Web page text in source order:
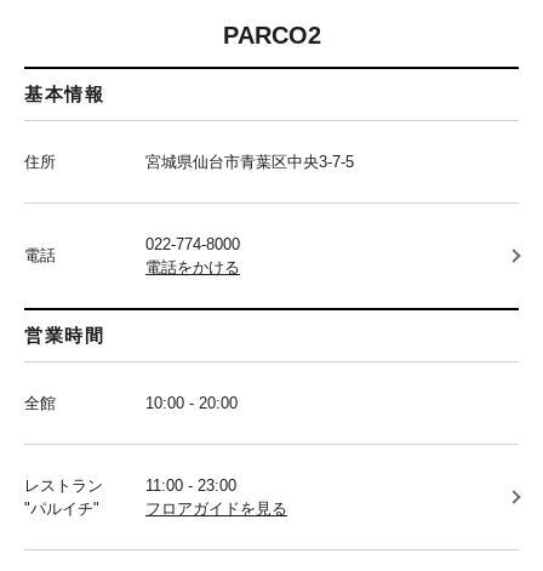
PARCO2
基本情報
住所 宮城県仙台市青葉区中央3-7-5
電話
022-774-8000
電話をかける
営業時間
全館 10:00 - 20:00
レストラン
"パルイチ"
11:00 - 23:00
フロアガイドを見る